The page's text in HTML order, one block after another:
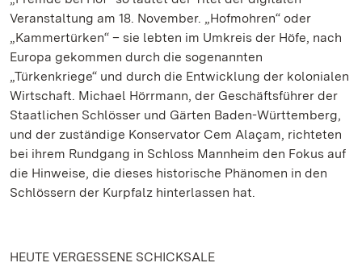
Veranstaltung am 18. November. „Hofmohren“ oder
„Kammertürken“ – sie lebten im Umkreis der Höfe, nach
Europa gekommen durch die sogenannten
„Türkenkriege“ und durch die Entwicklung der kolonialen
Wirtschaft. Michael Hörrmann, der Geschäftsführer der
Staatlichen Schlösser und Gärten Baden-Württemberg,
und der zuständige Konservator Cem Alaçam, richteten
bei ihrem Rundgang in Schloss Mannheim den Fokus auf
die Hinweise, die dieses historische Phänomen in den
Schlössern der Kurpfalz hinterlassen hat.
HEUTE VERGESSENE SCHICKSALE